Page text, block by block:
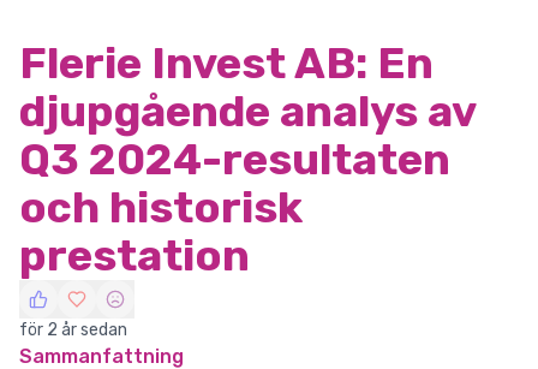
Flerie Invest AB: En
djupgående analys av
Q3 2024-resultaten
och historisk
prestation
för 2 år sedan
Sammanfattning